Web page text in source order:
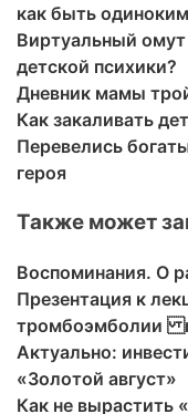
как быть
Виртуальный
детской психики?
Дневник мамы
Как закаливать
Перевелись
героя
Также может
Воспоминания. О
Презентация к
тромбоэмболии
Актуально:
«Золотой август»
Как не вырастить